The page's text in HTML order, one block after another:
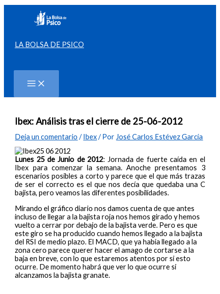
contenido
LA BOLSA DE PSICO
Ibex: Análisis tras el cierre de 25-06-2012
Deja un comentario /Ibex/ Por José Carlos Estévez García
Lunes 25 de Junio de 2012: Jornada de fuerte caída en el
Ibex para comenzar la semana. Anoche presentamos 3
escenarios posibles a corto y parece que el que más trazas
de ser el correcto es el que nos decía que quedaba una C
bajista, pero veamos las diferentes posibilidades.
Mirando el gráfico diario nos damos cuenta de que antes
incluso de llegar a la bajista roja nos hemos girado y hemos
vuelto a cerrar por debajo de la bajista verde. Pero es que
este giro se ha producido cuando hemos llegado a la bajista
del RSI de medio plazo. El MACD, que ya había llegado a la
zona cero parece querer hacer el amago de cortarse a la
baja en breve, con lo que estaremos atentos por si esto
ocurre. De momento habrá que ver lo que ocurre si
alcanzamos la bajista granate.